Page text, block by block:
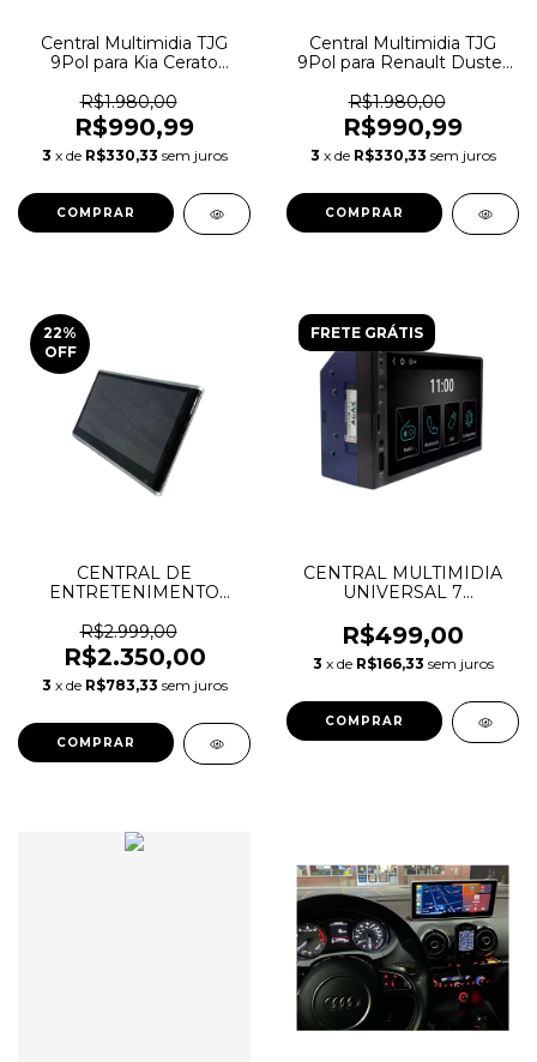
Central Multimidia TJG
9Pol para Kia Cerato
R$1.980,00
R$990,99
3 x de R$330,33 sem juros
Central Multimidia TJG
9Pol para Renault Duster
R$1.980,00
R$990,99
3 x de R$330,33 sem juros
22%
OFF
CENTRAL DE
ENTRETENIMENTO
IMPORTS
R$2.999,00
R$2.350,00
3 x de R$783,33 sem juros
FRETE GRÁTIS
CENTRAL MULTIMIDIA
UNIVERSAL 7
R$499,00
3 x de R$166,33 sem juros